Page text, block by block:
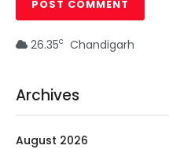
26.35c Chandigarh
Archives
August 2026